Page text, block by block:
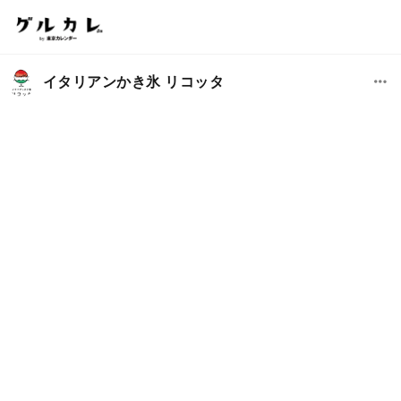
イタリアンかき氷 リコッタ